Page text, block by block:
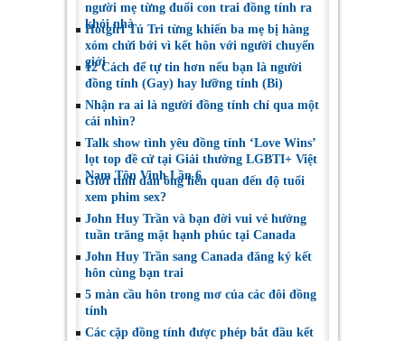
người mẹ từng đuổi con trai đồng tính ra
khỏi nhà
Hotgirl Tú Tri từng khiến ba mẹ bị hàng
xóm chửi bới vì kết hôn với người chuyển
giới
12 Cách để tự tin hơn nếu bạn là người
đồng tính (Gay) hay lưỡng tính (Bi)
Nhận ra ai là người đồng tính chỉ qua một
cái nhìn?
Talk show tình yêu đồng tính ‘Love Wins’
lọt top đề cử tại Giải thưởng LGBTI+ Việt
Nam Tôn Vinh Lần 6
Giới tính đàn ông liên quan đến độ tuổi
xem phim sex?
John Huy Trần và bạn đời vui vẻ hưởng
tuần trăng mật hạnh phúc tại Canada
John Huy Trần sang Canada đăng ký kết
hôn cùng bạn trai
5 màn cầu hôn trong mơ của các đôi đồng
tính
Các cặp đồng tính được phép bắt đầu kết